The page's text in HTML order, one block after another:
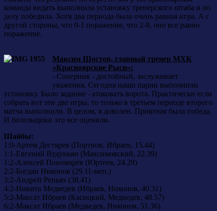
команда видать выполнила установку тренерского штаба и по
делу победила. Хотя два периода была очень равная игра. А с
другой стороны, что 0-1 поражение, что 2-8, оно все равно
поражение.
Максим Шостов, главный тренер МХК
«Красноярские Рыси»:
- Соперник - достойный, заслуживает
уважения. Сегодня наши парни выполнили
установку. Было задание - атаковать ворота. Практически если
собрать вот эти две игры, то только в третьем периоде второго
матча выполнили. В целом, я доволен. Приятная была победа.
И болельщики это все оценили.
Шайбы:
1:0-Артем Дегтярев (Портнов, Ибраев, 15.44)
1:1-Евгений Вудуньян (Максимовский, 22.39)
1:2-Алексей Пономарёв (Юртеев, 24.29)
2:2-Богдан Никонов (29.11-мен.)
3:2-Андрей Репьях (38.41)
4:2-Никита Медведев (Ибраев, Никонов, 40.31)
5:2-Максат Ибраев (Касицкий, Медведев, 48.57)
6:2-Максат Ибраев (Медведев, Никонов, 51.36)